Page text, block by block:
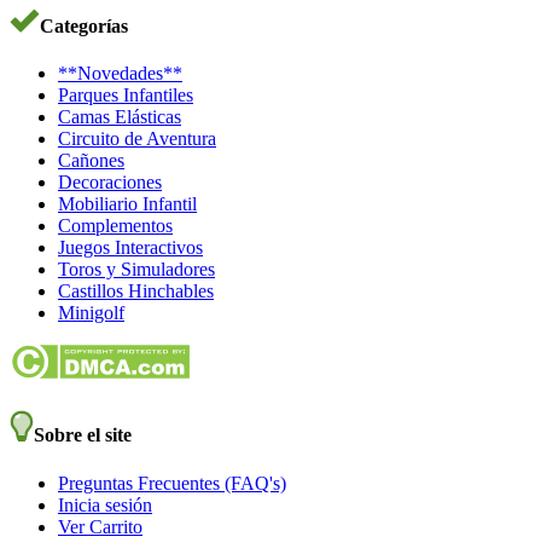
Categorías
**Novedades**
Parques Infantiles
Camas Elásticas
Circuito de Aventura
Cañones
Decoraciones
Mobiliario Infantil
Complementos
Juegos Interactivos
Toros y Simuladores
Castillos Hinchables
Minigolf
Sobre el site
Preguntas Frecuentes (FAQ's)
Inicia sesión
Ver Carrito